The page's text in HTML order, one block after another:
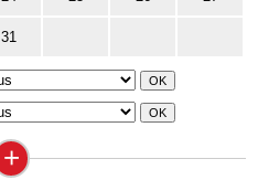
31
+